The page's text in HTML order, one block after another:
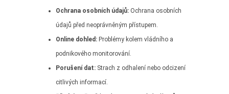
Ochrana osobních údajů: Ochrana osobních
údajů před neoprávněným přístupem.
Online dohled: Problémy kolem vládního a
podnikového monitorování.
Porušení dat: Strach z odhalení nebo odcizení
citlivých informací.